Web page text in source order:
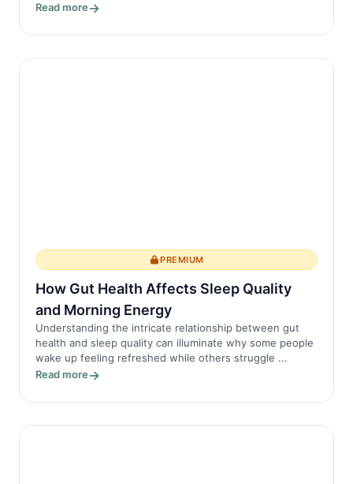
Read more
PREMIUM
How Gut Health Affects Sleep Quality
and Morning Energy
Understanding the intricate relationship between gut
health and sleep quality can illuminate why some people
wake up feeling refreshed while others struggle ...
Read more